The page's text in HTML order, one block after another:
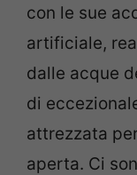
con le sue
artificiale,
dalle acque
di
attrezzata
aperta. Ci